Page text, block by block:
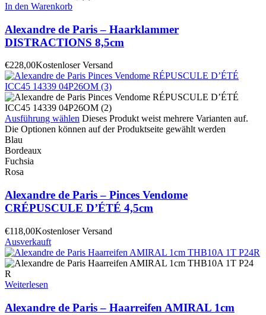
In den Warenkorb
Alexandre de Paris – Haarklammer
DISTRACTIONS 8,5cm
€228,00Kostenloser Versand
Ausführung wählen Dieses Produkt weist mehrere Varianten auf.
Die Optionen können auf der Produktseite gewählt werden
Blau
Bordeaux
Fuchsia
Rosa
Alexandre de Paris – Pinces Vendome
CRÉPUSCULE D’ÉTÉ 4,5cm
€118,00Kostenloser Versand
Ausverkauft
Weiterlesen
Alexandre de Paris – Haarreifen AMIRAL 1cm